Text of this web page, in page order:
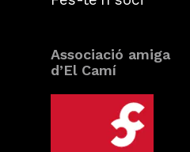
Associació amiga
d’El Camí